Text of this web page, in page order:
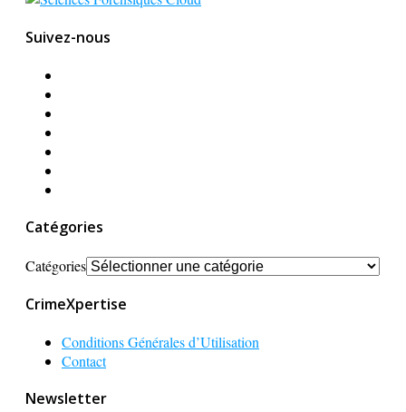
Suivez-nous
Catégories
Catégories
CrimeXpertise
Conditions Générales d’Utilisation
Contact
Newsletter